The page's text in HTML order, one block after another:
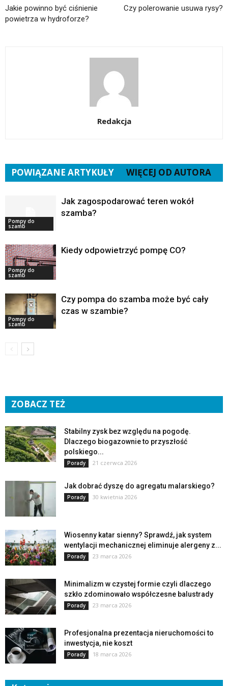
Jakie powinno być ciśnienie
powietrza w hydroforze?
Czy polerowanie usuwa rysy?
Redakcja
POWIĄZANE ARTYKUŁY WIĘCEJ OD AUTORA
Pompy do
szamb
Jak zagospodarować teren wokół
szamba?
Pompy do
szamb
Kiedy odpowietrzyć pompę CO?
Pompy do
szamb
Czy pompa do szamba może być cały
czas w szambie?
ZOBACZ TEŻ
Stabilny zysk bez względu na pogodę.
Dlaczego biogazownie to przyszłość
polskiego...
Porady 21 czerwca 2026
Jak dobrać dyszę do agregatu malarskiego?
Porady 30 kwietnia 2026
Wiosenny katar sienny? Sprawdź, jak system
wentylacji mechanicznej eliminuje alergeny z...
Porady 23 marca 2026
Minimalizm w czystej formie czyli dlaczego
szkło zdominowało współczesne balustrady
Porady 23 marca 2026
Profesjonalna prezentacja nieruchomości to
inwestycja, nie koszt
Porady 18 marca 2026